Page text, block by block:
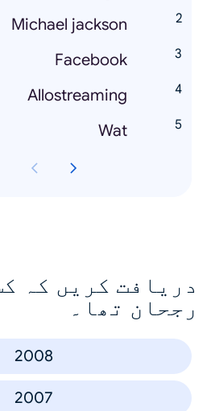
Michael jackson
Facebook
Allostreaming
Wat
دریافت کریں کہ
رجحان تھا۔
2008
2007